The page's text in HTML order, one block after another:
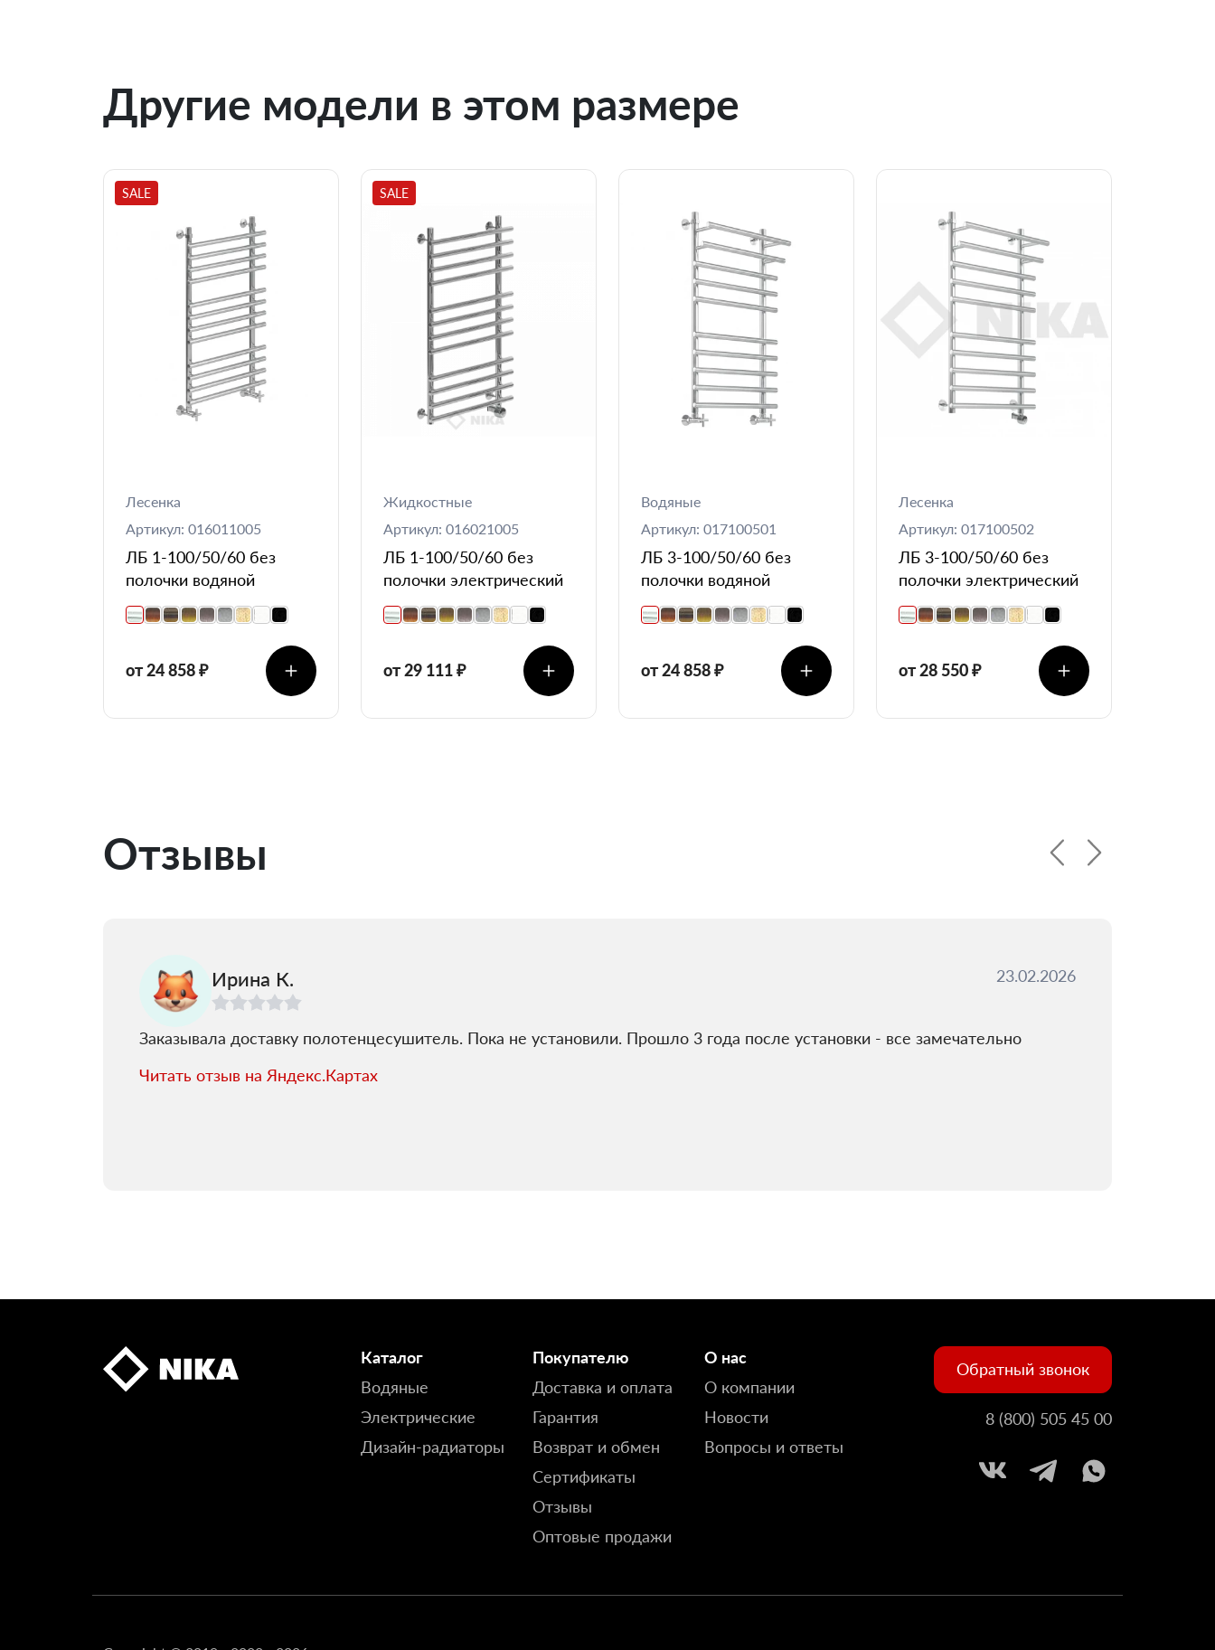
Другие модели в этом размере
SALE
Лесенка
Артикул: 016011005
ЛБ 1-100/50/60 без
полочки водяной
от 24 858 ₽
SALE
Жидкостные
Артикул: 016021005
ЛБ 1-100/50/60 без
полочки электрический
от 29 111 ₽
Водяные
Артикул: 017100501
ЛБ 3-100/50/60 без
полочки водяной
от 24 858 ₽
Лесенка
Артикул: 017100502
ЛБ 3-100/50/60 без
полочки электрический
от 28 550 ₽
Отзывы
Ирина К. 23.02.2026
Заказывала доставку полотенцесушитель. Пока не установили. Прошло 3 года после установки - все замечательно
Читать отзыв на Яндекс.Картах
Каталог
Водяные
Электрические
Дизайн-радиаторы
Покупателю
Доставка и оплата
Гарантия
Возврат и обмен
Сертификаты
Отзывы
Оптовые продажи
О нас
О компании
Новости
Вопросы и ответы
Обратный звонок
8 (800) 505 45 00